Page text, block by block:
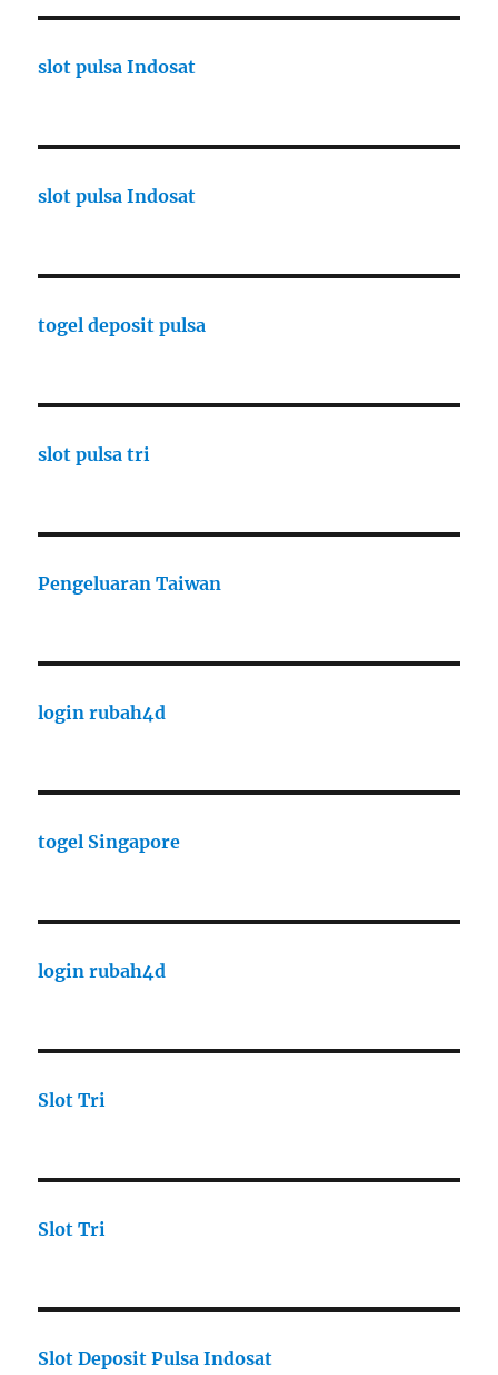
slot pulsa Indosat
slot pulsa Indosat
togel deposit pulsa
slot pulsa tri
Pengeluaran Taiwan
login rubah4d
togel Singapore
login rubah4d
Slot Tri
Slot Tri
Slot Deposit Pulsa Indosat